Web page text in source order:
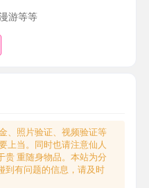
游等等
、照片验证、视频验证等
上当。同时也请注意仙人
贵 重随身物品。本站为分
到有问题的信息，请及时